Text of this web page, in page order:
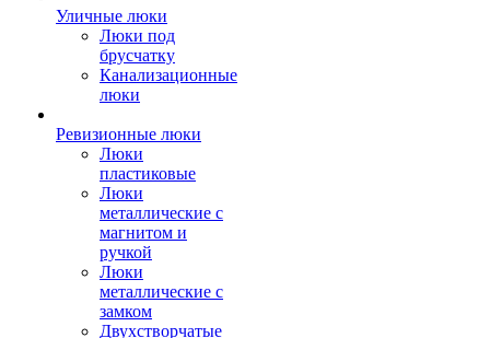
Уличные люки
Люки под
брусчатку
Канализационные
люки
Ревизионные люки
Люки
пластиковые
Люки
металлические с
магнитом и
ручкой
Люки
металлические с
замком
Двухстворчатые